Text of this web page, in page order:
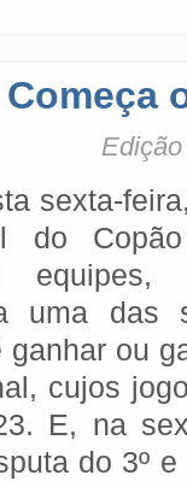
sexta-
do
equipes,
uma das
ou
cujos
E, na
do 3º